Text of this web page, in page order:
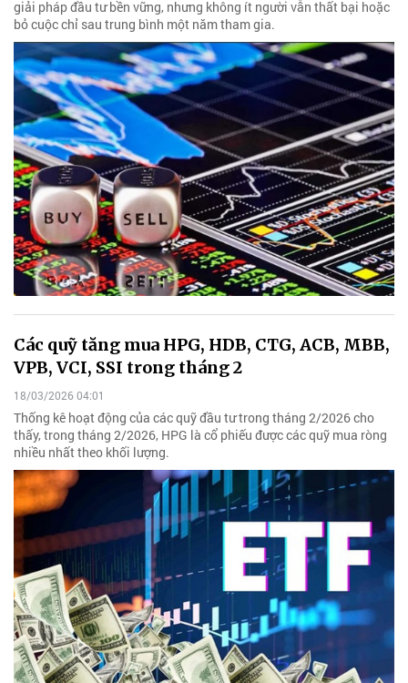
giải pháp đầu tư bền vững, nhưng không ít người vẫn thất bại hoặc
bỏ cuộc chỉ sau trung bình một năm tham gia.
Các quỹ tăng mua HPG, HDB, CTG, ACB, MBB,
VPB, VCI, SSI trong tháng 2
18/03/2026 04:01
Thống kê hoạt động của các quỹ đầu tư trong tháng 2/2026 cho
thấy, trong tháng 2/2026, HPG là cổ phiếu được các quỹ mua ròng
nhiều nhất theo khối lượng.